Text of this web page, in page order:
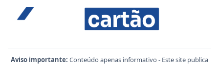
Aviso importante: Conteúdo apenas informativo - Este site publica